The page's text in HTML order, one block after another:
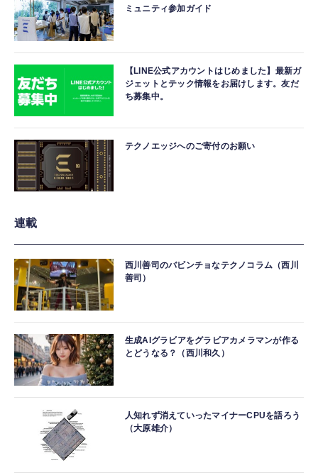
ミュニティ参加ガイド
【LINE公式アカウントはじめました】最新ガ
ジェットとテック情報をお届けします。友だ
ち募集中。
テクノエッジへのご寄付のお願い
連載
西川善司のバビンチョなテクノコラム（西川
善司）
生成AIグラビアをグラビアカメラマンが作る
とどうなる？（西川和久）
人知れず消えていったマイナーCPUを語ろう
（大原雄介）